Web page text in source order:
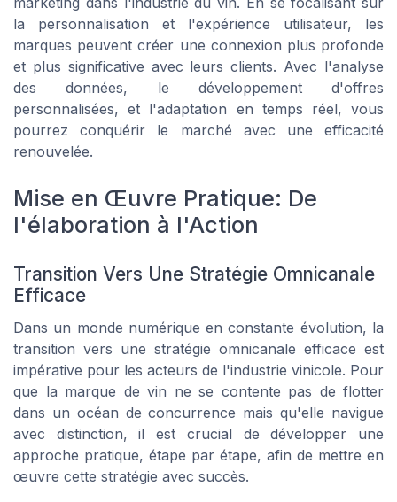
la personnalisation et l'expérience utilisateur, les
marques peuvent créer une connexion plus profonde
et plus significative avec leurs clients. Avec l'analyse
des données, le développement d'offres
personnalisées, et l'adaptation en temps réel, vous
pourrez conquérir le marché avec une efficacité
renouvelée.
Mise en Œuvre Pratique: De
l'élaboration à l'Action
Transition Vers Une Stratégie Omnicanale
Efficace
Dans un monde numérique en constante évolution, la
transition vers une stratégie omnicanale efficace est
impérative pour les acteurs de l'industrie vinicole. Pour
que la marque de vin ne se contente pas de flotter
dans un océan de concurrence mais qu'elle navigue
avec distinction, il est crucial de développer une
approche pratique, étape par étape, afin de mettre en
œuvre cette stratégie avec succès.